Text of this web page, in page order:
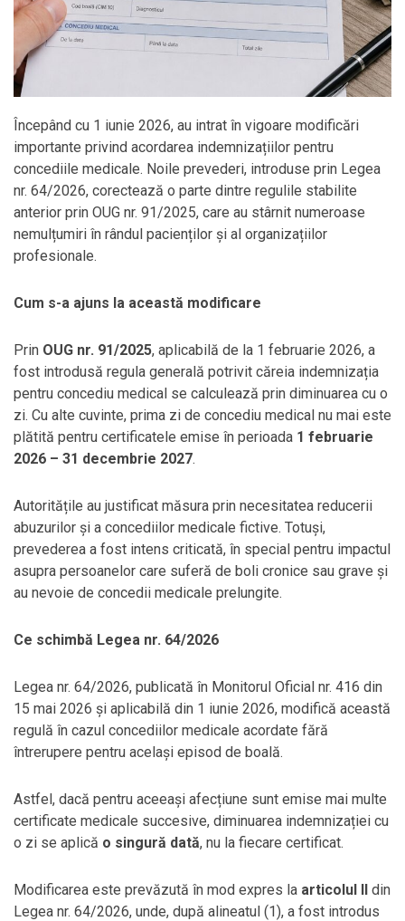
Începând cu 1 iunie 2026, au intrat în vigoare modificări
importante privind acordarea indemnizațiilor pentru
concediile medicale. Noile prevederi, introduse prin Legea
nr. 64/2026, corectează o parte dintre regulile stabilite
anterior prin OUG nr. 91/2025, care au stârnit numeroase
nemulțumiri în rândul pacienților și al organizațiilor
profesionale.
Cum s-a ajuns la această modificare
Prin OUG nr. 91/2025, aplicabilă de la 1 februarie 2026, a
fost introdusă regula generală potrivit căreia indemnizația
pentru concediu medical se calculează prin diminuarea cu o
zi. Cu alte cuvinte, prima zi de concediu medical nu mai este
plătită pentru certificatele emise în perioada 1 februarie
2026 – 31 decembrie 2027.
Autoritățile au justificat măsura prin necesitatea reducerii
abuzurilor și a concediilor medicale fictive. Totuși,
prevederea a fost intens criticată, în special pentru impactul
asupra persoanelor care suferă de boli cronice sau grave și
au nevoie de concedii medicale prelungite.
Ce schimbă Legea nr. 64/2026
Legea nr. 64/2026, publicată în Monitorul Oficial nr. 416 din
15 mai 2026 și aplicabilă din 1 iunie 2026, modifică această
regulă în cazul concediilor medicale acordate fără
întrerupere pentru același episod de boală.
Astfel, dacă pentru aceeași afecțiune sunt emise mai multe
certificate medicale succesive, diminuarea indemnizației cu
o zi se aplică o singură dată, nu la fiecare certificat.
Modificarea este prevăzută în mod expres la articolul II din
Legea nr. 64/2026, unde, după alineatul (1), a fost introdus